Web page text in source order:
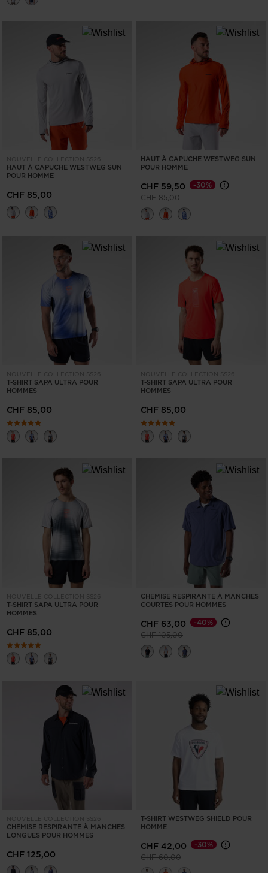
NOUVELLE COLLECTION SS26
HAUT À CAPUCHE WESTWEG SUN
POUR HOMME
CHF 85,00
HAUT À CAPUCHE WESTWEG SUN
POUR HOMME
CHF 59,50
Prix réduit de
CHF 85,00à
-30%
NOUVELLE COLLECTION SS26
T-SHIRT SAPA ULTRA POUR
HOMMES
CHF 85,00
NOUVELLE COLLECTION SS26
T-SHIRT SAPA ULTRA POUR
HOMMES
CHF 85,00
NOUVELLE COLLECTION SS26
T-SHIRT SAPA ULTRA POUR
HOMMES
CHF 85,00
CHEMISE RESPIRANTE À MANCHES
COURTES POUR HOMMES
CHF 63,00
Prix réduit de
CHF 105,00à
-40%
NOUVELLE COLLECTION SS26
CHEMISE RESPIRANTE À MANCHES
LONGUES POUR HOMMES
CHF 125,00
T-SHIRT WESTWEG SHIELD POUR
HOMME
CHF 42,00
Prix réduit de
CHF 60,00à
-30%